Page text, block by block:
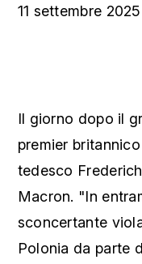
11 settembre 2025
Il giorno dopo il
premier
tedesco
Macron. "In
sconcertante
Polonia da parte